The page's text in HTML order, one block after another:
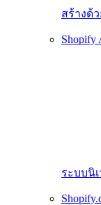
สร้างด้
Shopify
ระบบนิ